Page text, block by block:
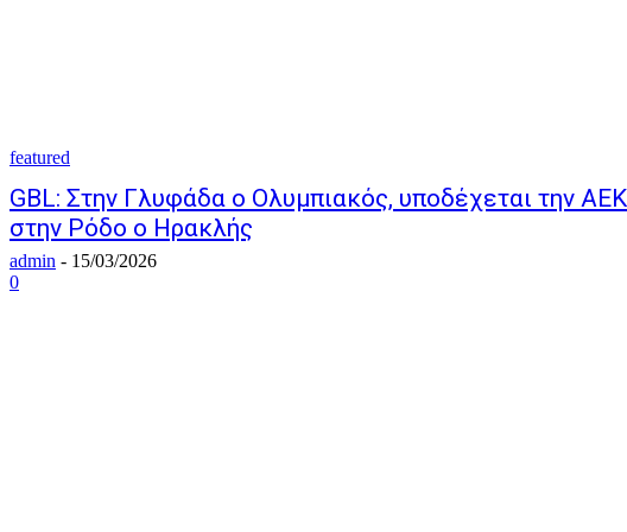
featured
GBL: Στην Γλυφάδα ο Ολυμπιακός, υποδέχεται την
στην Ρόδο ο Ηρακλής
admin - 15/03/2026
0